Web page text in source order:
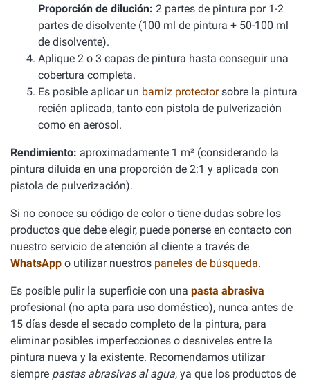
Proporción de dilución: 2 partes de pintura por 1-2
partes de disolvente (100 ml de pintura + 50-100 ml
de disolvente).
Aplique 2 o 3 capas de pintura hasta conseguir una
cobertura completa.
Es posible aplicar un barniz protectorsobre la pintura
recién aplicada, tanto con pistola de pulverización
como en aerosol.
Rendimiento: aproximadamente 1 m² (considerando la
pintura diluida en una proporción de 2:1 y aplicada con
pistola de pulverización).
Si no conoce su código de color o tiene dudas sobre los
productos que debe elegir, puede ponerse en contacto con
nuestro servicio de atención al cliente a través de
WhatsApp o utilizar nuestros paneles de búsqueda.
Es posible pulir la superficie con una pasta abrasiva
profesional (no apta para uso doméstico), nunca antes de
15 días desde el secado completo de la pintura, para
eliminar posibles imperfecciones o desniveles entre la
pintura nueva y la existente. Recomendamos utilizar
siempre pastas abrasivas al agua, ya que los productos de